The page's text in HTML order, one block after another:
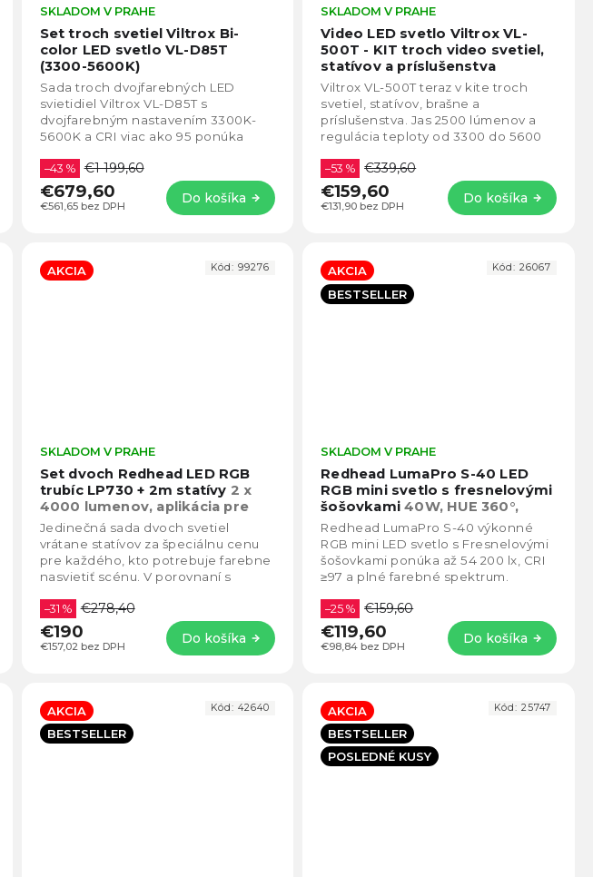
Priemerné
hodnotenie
produktu
hviezdičiek.
Set troch svetiel Viltrox Bi-
color LED svetlo VL-D85T
(3300-5600K)
Priemerné
hodnotenie
produktu
hviezdičiek.
SKLADOM V PRAHE
€561,65 bez DPH
–43 % €1 199,60
€679,60 Do košíka
Sada troch dvojfarebných LED
svietidiel Viltrox VL-D85T s
dvojfarebným nastavením 3300K-
5600K a CRI viac ako 95 ponúka
ovládaním, mäkkým...
Video LED svetlo Viltrox VL-
500T - KIT troch video svetiel,
statívov a príslušenstva
SKLADOM V PRAHE
€131,90 bez DPH
–53 % €339,60
€159,60 Do košíka
Viltrox VL-500T teraz v kite troch
svetiel, statívov, brašne a
príslušenstva. Jas 2500 lúmenov a
regulácia teploty od 3300 do 5600
Priemerné
hodnotenie
produktu
hviezdičiek.
AKCIA
Set dvoch Redhead LED RGB
trubíc LP730 + 2m statívy 2 x
4000 lumenov, aplikácia pre
smartfón, USB-C
Priemerné
hodnotenie
produktu
hviezdičiek.
SKLADOM V PRAHE
€157,02 bez DPH
–31 % €278,40
€190 Do košíka
Jedinečná sada dvoch svetiel
vrátane statívov za špeciálnu cenu
pre každého, kto potrebuje farebne
nasvietiť scénu. V porovnaní s
súprava...
Kód:99276
AKCIA
BESTSELLER
Redhead LumaPro S-40 LED
RGB mini svetlo s fresnelovými
šošovkami40W, HUE 360°,
2700K-6500K, CRI ≥97
SKLADOM V PRAHE
€98,84 bez DPH
–25 % €159,60
€119,60 Do košíka
Redhead LumaPro S-40 výkonné
RGB mini LED svetlo s Fresnelovými
šošovkami ponúka až 54 200 lx, CRI
≥97 a plné farebné spektrum.
riešenie s precíznou...
Kód: 26067
AKCIA
BESTSELLER
Kód:42640
AKCIA
BESTSELLER
POSLEDNÉ KUSY
Kód: 25747